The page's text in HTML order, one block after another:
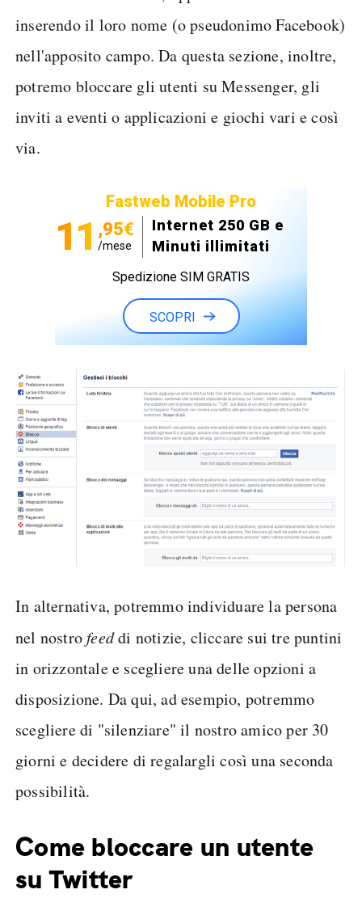
inserendo il loro nome (o pseudonimo Facebook)
nell'apposito campo. Da questa sezione, inoltre,
potremo bloccare gli utenti su Messenger, gli
inviti a eventi o applicazioni e giochi vari e così
via.
Fastweb Mobile Pro
11 ,95€
/mese
Internet 250 GB e
Minuti illimitati
Spedizione SIM GRATIS
SCOPRI
In alternativa, potremmo individuare la persona
nel nostrofeeddi notizie, cliccare sui tre puntini
in orizzontale e scegliere una delle opzioni a
disposizione. Da qui, ad esempio, potremmo
scegliere di "silenziare" il nostro amico per 30
giorni e decidere di regalargli così una seconda
possibilità.
Come bloccare un utente
su Twitter